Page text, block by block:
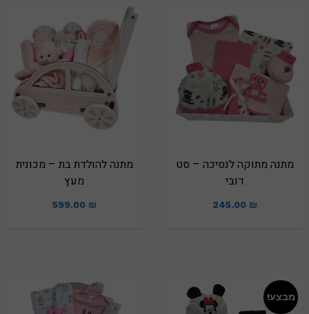
מתנה מתוקה לנסיכה – סט
דובי
245.00 ₪
מתנה להולדת בת – מכונית
מעץ
599.00 ₪
מבצע!